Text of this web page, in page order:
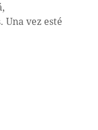
Una vez esté